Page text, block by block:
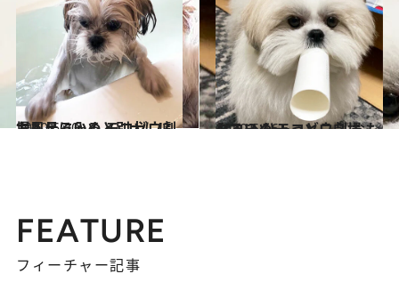
2020.6.30
お風呂に入ると別犬に!? おもしろいぬ モコゾウ劇場
カルチャー 2020.6.16
タコ？ ひょっとこ？ おもしろいぬ モコゾウ劇場
カルチャー
FEATURE
フィーチャー記事